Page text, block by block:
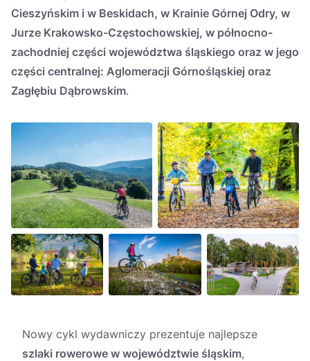
Cieszyńskim i w Beskidach, w Krainie Górnej Odry, w
Jurze Krakowsko-Częstochowskiej, w północno-
zachodniej części województwa śląskiego oraz w jego
części centralnej: Aglomeracji Górnośląskiej oraz
Zagłębiu Dąbrowskim.
Nowy cykl wydawniczy prezentuje najlepsze
szlaki rowerowe w województwie śląskim,